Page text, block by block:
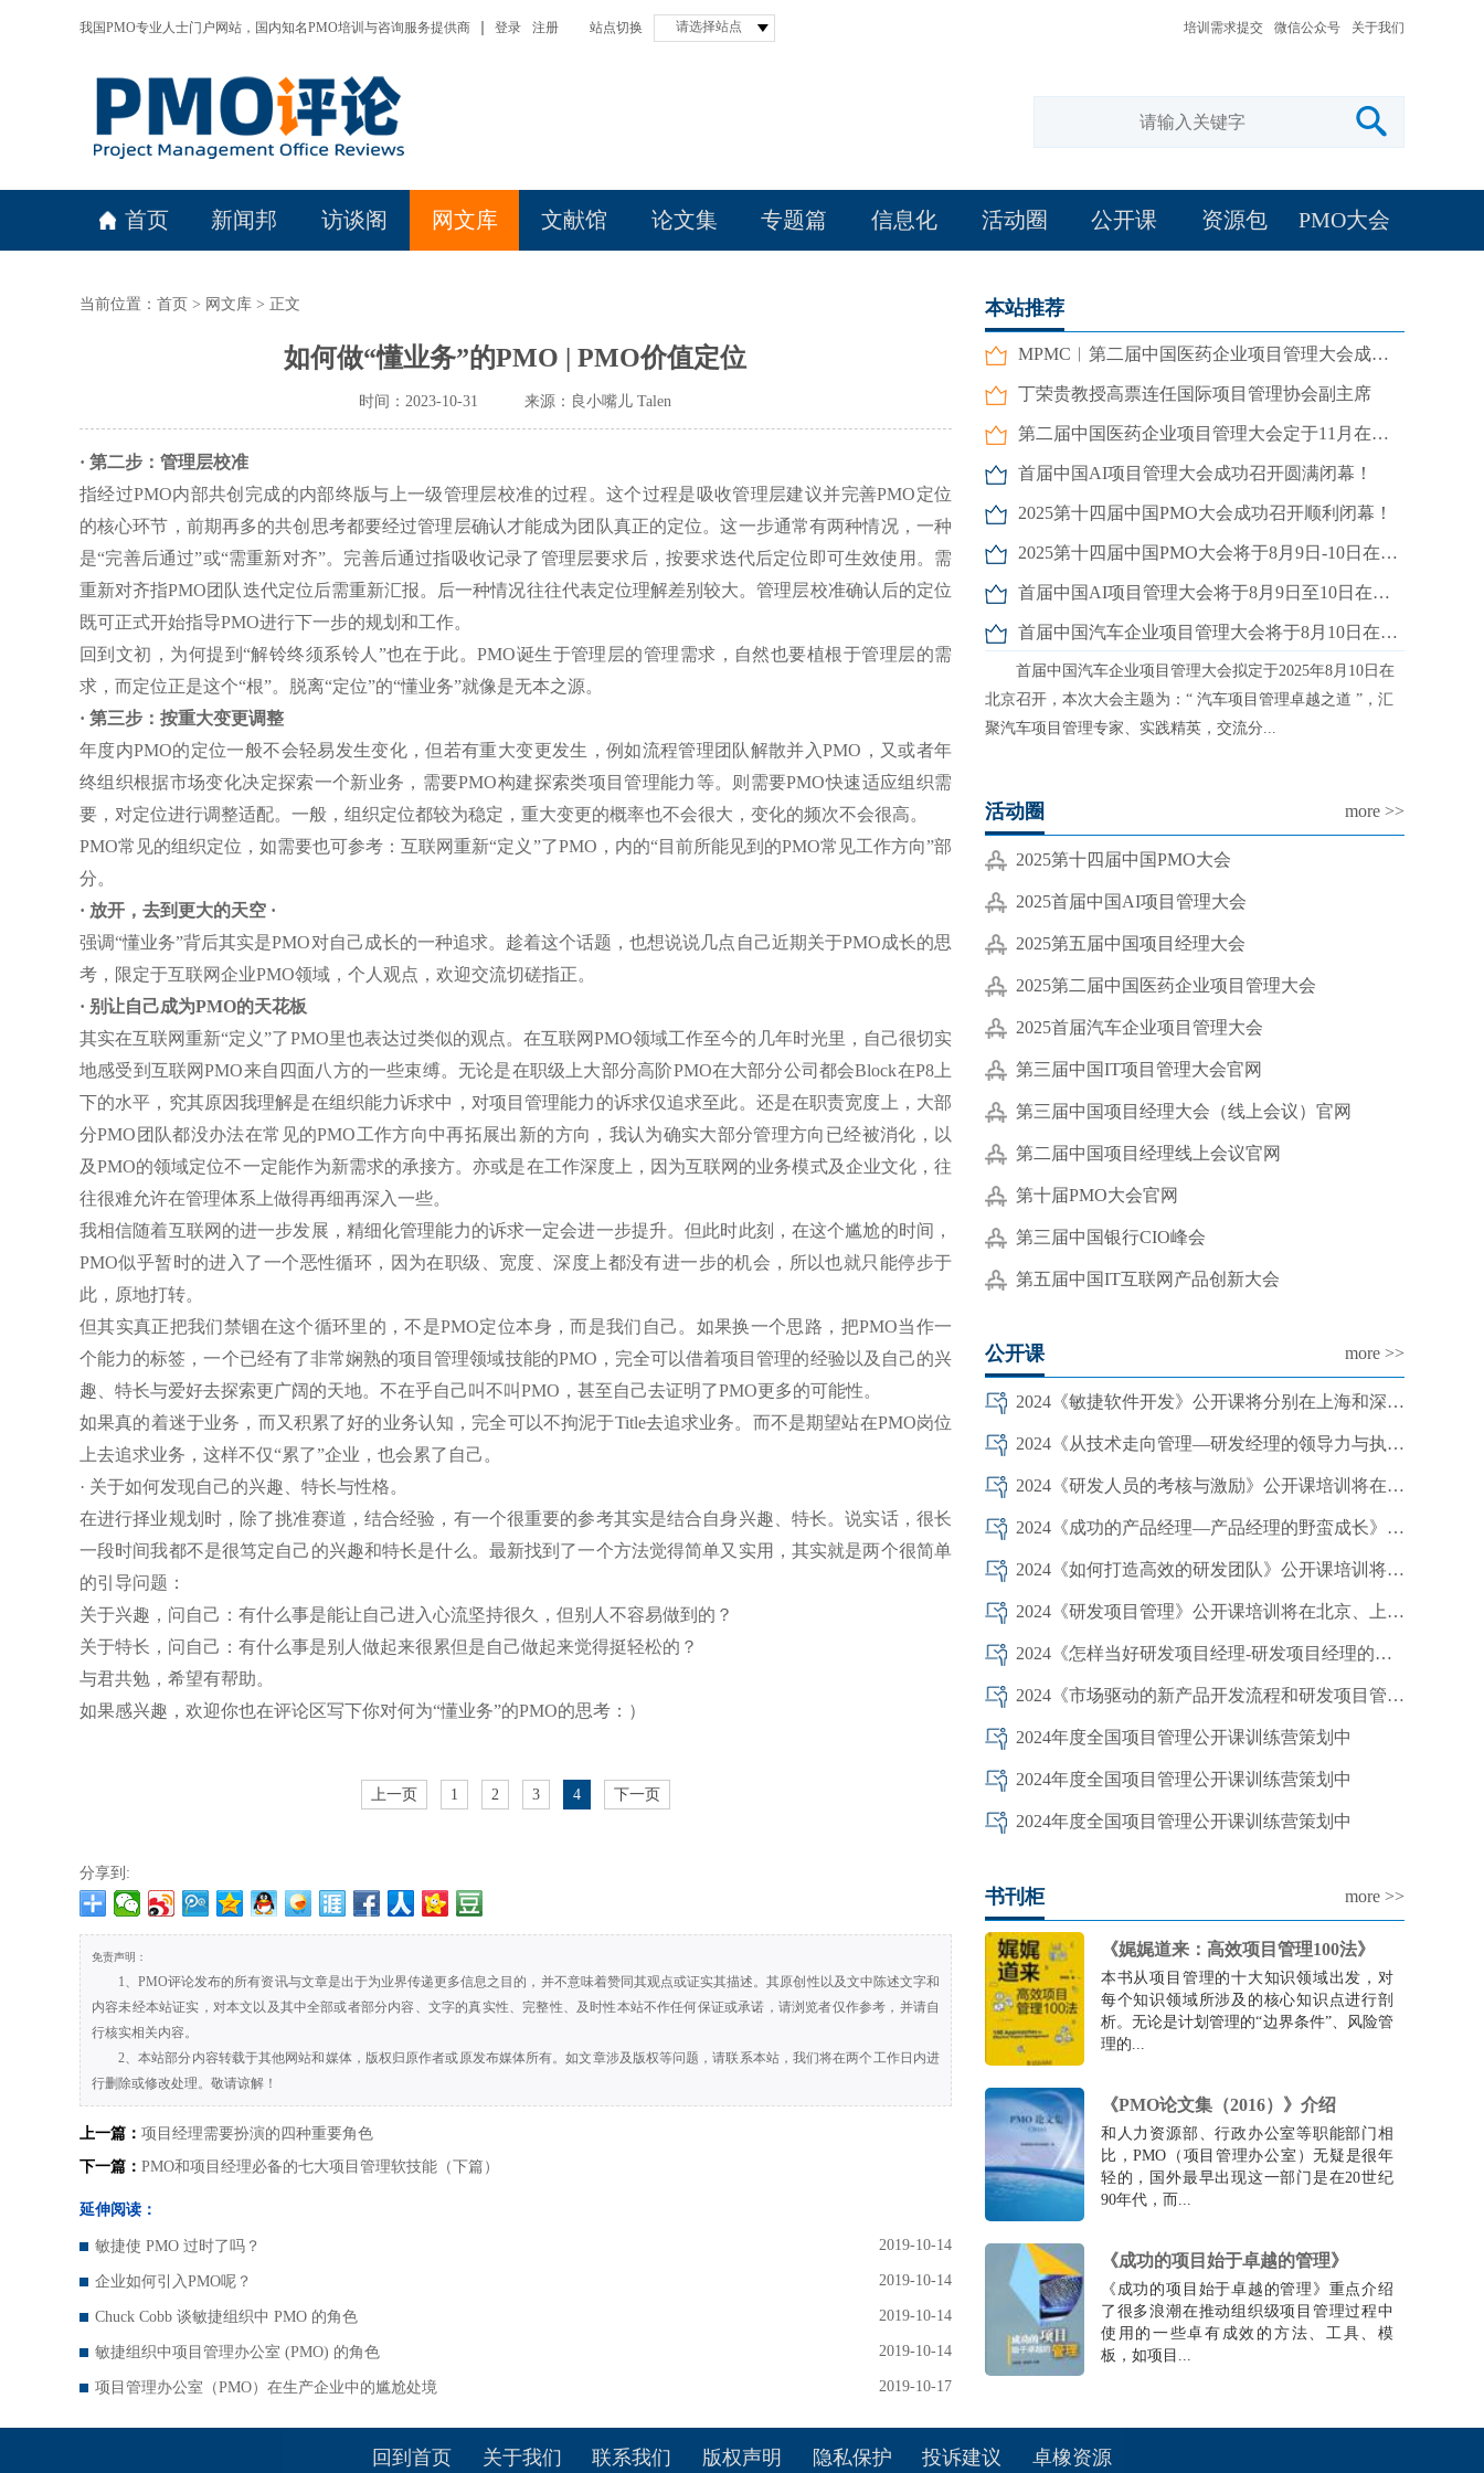
我国PMO专业人士门户网站，国内知名PMO培训与咨询服务提供商 登录 注册 站点切换 请选择站点 培训需求提交 微信公众号 关于我们
首页 新闻邦 访谈阁 网文库 文献馆 论文集 专题篇 信息化 活动圈 公开课 资源包 PMO大会
当前位置： 首页 > 网文库 > 正文
如何做“懂业务”的PMO | PMO价值定位
时间：2023-10-31 来源：良小嘴儿 Talen
· 第二步：管理层校准
指经过PMO内部共创完成的内部终版与上一级管理层校准的过程。这个过程是吸收管理层建议并完善PMO定位
的核心环节，前期再多的共创思考都要经过管理层确认才能成为团队真正的定位。这一步通常有两种情况，一种
是“完善后通过”或“需重新对齐”。完善后通过指吸收记录了管理层要求后，按要求迭代后定位即可生效使用。需
重新对齐指PMO团队迭代定位后需重新汇报。后一种情况往往代表定位理解差别较大。管理层校准确认后的定位
既可正式开始指导PMO进行下一步的规划和工作。
回到文初，为何提到“解铃终须系铃人”也在于此。PMO诞生于管理层的管理需求，自然也要植根于管理层的需
求，而定位正是这个“根”。脱离“定位”的“懂业务”就像是无本之源。
· 第三步：按重大变更调整
年度内PMO的定位一般不会轻易发生变化，但若有重大变更发生，例如流程管理团队解散并入PMO，又或者年
终组织根据市场变化决定探索一个新业务，需要PMO构建探索类项目管理能力等。则需要PMO快速适应组织需
要，对定位进行调整适配。一般，组织定位都较为稳定，重大变更的概率也不会很大，变化的频次不会很高。
PMO常见的组织定位，如需要也可参考：互联网重新“定义”了PMO，内的“目前所能见到的PMO常见工作方向”部
分。
· 放开，去到更大的天空 ·
强调“懂业务”背后其实是PMO对自己成长的一种追求。趁着这个话题，也想说说几点自己近期关于PMO成长的思
考，限定于互联网企业PMO领域，个人观点，欢迎交流切磋指正。
· 别让自己成为PMO的天花板
其实在互联网重新“定义”了PMO里也表达过类似的观点。在互联网PMO领域工作至今的几年时光里，自己很切实
地感受到互联网PMO来自四面八方的一些束缚。无论是在职级上大部分高阶PMO在大部分公司都会Block在P8上
下的水平，究其原因我理解是在组织能力诉求中，对项目管理能力的诉求仅追求至此。还是在职责宽度上，大部
分PMO团队都没办法在常见的PMO工作方向中再拓展出新的方向，我认为确实大部分管理方向已经被消化，以
及PMO的领域定位不一定能作为新需求的承接方。亦或是在工作深度上，因为互联网的业务模式及企业文化，往
往很难允许在管理体系上做得再细再深入一些。
我相信随着互联网的进一步发展，精细化管理能力的诉求一定会进一步提升。但此时此刻，在这个尴尬的时间，
PMO似乎暂时的进入了一个恶性循环，因为在职级、宽度、深度上都没有进一步的机会，所以也就只能停步于
此，原地打转。
但其实真正把我们禁锢在这个循环里的，不是PMO定位本身，而是我们自己。如果换一个思路，把PMO当作一
个能力的标签，一个已经有了非常娴熟的项目管理领域技能的PMO，完全可以借着项目管理的经验以及自己的兴
趣、特长与爱好去探索更广阔的天地。不在乎自己叫不叫PMO，甚至自己去证明了PMO更多的可能性。
如果真的着迷于业务，而又积累了好的业务认知，完全可以不拘泥于Title去追求业务。而不是期望站在PMO岗位
上去追求业务，这样不仅“累了”企业，也会累了自己。
· 关于如何发现自己的兴趣、特长与性格。
在进行择业规划时，除了挑准赛道，结合经验，有一个很重要的参考其实是结合自身兴趣、特长。说实话，很长
一段时间我都不是很笃定自己的兴趣和特长是什么。最新找到了一个方法觉得简单又实用，其实就是两个很简单
的引导问题：
关于兴趣，问自己：有什么事是能让自己进入心流坚持很久，但别人不容易做到的？
关于特长，问自己：有什么事是别人做起来很累但是自己做起来觉得挺轻松的？
与君共勉，希望有帮助。
如果感兴趣，欢迎你也在评论区写下你对何为“懂业务”的PMO的思考：）
上一页 1 2 3 4 下一页
分享到:
免责声明：
1、PMO评论发布的所有资讯与文章是出于为业界传递更多信息之目的，并不意味着赞同其观点或证实其描述。其原创性以及文中陈述文字和
内容未经本站证实，对本文以及其中全部或者部分内容、文字的真实性、完整性、及时性本站不作任何保证或承诺，请浏览者仅作参考，并请自
行核实相关内容。
2、本站部分内容转载于其他网站和媒体，版权归原作者或原发布媒体所有。如文章涉及版权等问题，请联系本站，我们将在两个工作日内进
行删除或修改处理。敬请谅解！
上一篇： 项目经理需要扮演的四种重要角色
下一篇： PMO和项目经理必备的七大项目管理软技能（下篇）
延伸阅读：
2019-10-14
敏捷使 PMO 过时了吗？
2019-10-14
企业如何引入PMO呢？
2019-10-14
Chuck Cobb 谈敏捷组织中 PMO 的角色
2019-10-14
敏捷组织中项目管理办公室 (PMO) 的角色
2019-10-17
项目管理办公室（PMO）在生产企业中的尴尬处境
本站推荐
MPMC︱第二届中国医药企业项目管理大会成功召开
丁荣贵教授高票连任国际项目管理协会副主席
第二届中国医药企业项目管理大会定于11月在京召开
首届中国AI项目管理大会成功召开圆满闭幕！
2025第十四届中国PMO大会成功召开顺利闭幕！
2025第十四届中国PMO大会将于8月9日-10日在京召开
首届中国AI项目管理大会将于8月9日至10日在京召开
首届中国汽车企业项目管理大会将于8月10日在京召开
首届中国汽车企业项目管理大会拟定于2025年8月10日在
北京召开，本次大会主题为：“ 汽车项目管理卓越之道 ”，汇
聚汽车项目管理专家、实践精英，交流分...
more >>
活动圈
2025第十四届中国PMO大会
2025首届中国AI项目管理大会
2025第五届中国项目经理大会
2025第二届中国医药企业项目管理大会
2025首届汽车企业项目管理大会
第三届中国IT项目管理大会官网
第三届中国项目经理大会（线上会议）官网
第二届中国项目经理线上会议官网
第十届PMO大会官网
第三届中国银行CIO峰会
第五届中国IT互联网产品创新大会
more >>
公开课
2024《敏捷软件开发》公开课将分别在上海和深圳开班
2024《从技术走向管理—研发经理的领导力与执行力》将在北上深开班
2024《研发人员的考核与激励》公开课培训将在北京、上海、深圳开班
2024《成功的产品经理—产品经理的野蛮成长》公开课培训将在北上深开班
2024《如何打造高效的研发团队》公开课培训将在北京上海深圳开班
2024《研发项目管理》公开课培训将在北京、上海、深圳开班
2024《怎样当好研发项目经理-研发项目经理的软技能提升》公开课将在北上深开
2024《市场驱动的新产品开发流程和研发项目管理》公开课培训将在北上深开班
2024年度全国项目管理公开课训练营策划中
2024年度全国项目管理公开课训练营策划中
2024年度全国项目管理公开课训练营策划中
more >>
书刊柜
《娓娓道来：高效项目管理100法》
本书从项目管理的十大知识领域出发，对
每个知识领域所涉及的核心知识点进行剖
析。无论是计划管理的“边界条件”、风险管
理的...
《PMO论文集（2016）》介绍
和人力资源部、行政办公室等职能部门相
比，PMO（项目管理办公室）无疑是很年
轻的，国外最早出现这一部门是在20世纪
90年代，而...
《成功的项目始于卓越的管理》
《成功的项目始于卓越的管理》重点介绍
了很多浪潮在推动组织级项目管理过程中
使用的一些卓有成效的方法、工具、模
板，如项目...
回到首页 关于我们 联系我们 版权声明 隐私保护 投诉建议 卓橡资源